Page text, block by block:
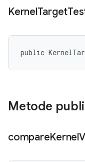
KernelTarget
public
Metode
compareKernel